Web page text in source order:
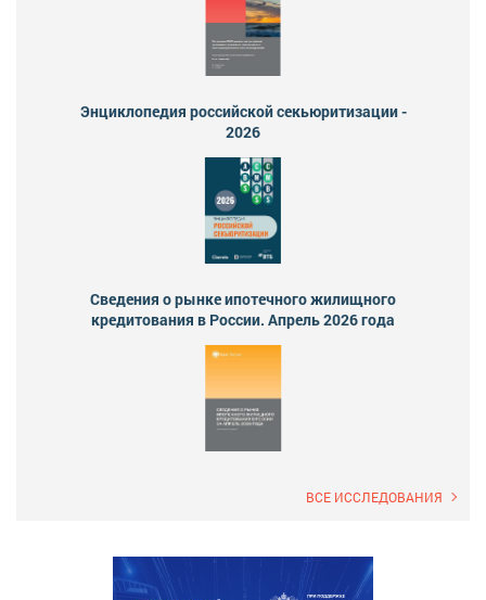
Энциклопедия российской секьюритизации -
2026
Сведения о рынке ипотечного жилищного
кредитования в России. Апрель 2026 года
ВСЕ ИССЛЕДОВАНИЯ